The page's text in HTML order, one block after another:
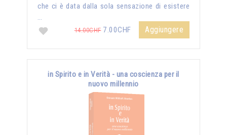
che ci è data dalla sola sensazione di esistere
…
14.00CHF7.00CHF Aggiungere
in Spirito e in Verità - una coscienza per il
nuovo millennio